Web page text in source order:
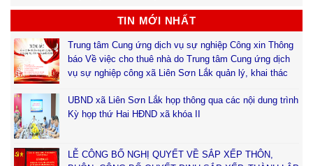
TIN MỚI NHẤT
Trung tâm Cung ứng dịch vụ sự nghiệp Công xin Thông
báo Về việc cho thuê nhà do Trung tâm Cung ứng dịch
vụ sự nghiệp công xã Liên Sơn Lắk quản lý, khai thác
UBND xã Liên Sơn Lắk họp thông qua các nội dung trình
Kỳ họp thứ Hai HĐND xã khóa II
LỄ CÔNG BỐ NGHỊ QUYẾT VỀ SẮP XẾP THÔN,